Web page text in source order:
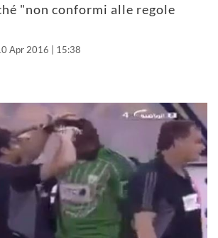
"non conformi alle regole
Apr 2016 | 15:38